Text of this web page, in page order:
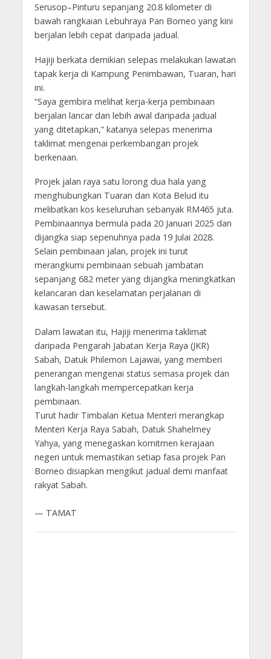
Serusop–Pinturu sepanjang 20.8 kilometer di
bawah rangkaian Lebuhraya Pan Borneo yang kini
berjalan lebih cepat daripada jadual.
Hajiji berkata demikian selepas melakukan lawatan
tapak kerja di Kampung Penimbawan, Tuaran, hari
ini.
“Saya gembira melihat kerja-kerja pembinaan
berjalan lancar dan lebih awal daripada jadual
yang ditetapkan,” katanya selepas menerima
taklimat mengenai perkembangan projek
berkenaan.
Projek jalan raya satu lorong dua hala yang
menghubungkan Tuaran dan Kota Belud itu
melibatkan kos keseluruhan sebanyak RM465 juta.
Pembinaannya bermula pada 20 Januari 2025 dan
dijangka siap sepenuhnya pada 19 Julai 2028.
Selain pembinaan jalan, projek ini turut
merangkumi pembinaan sebuah jambatan
sepanjang 682 meter yang dijangka meningkatkan
kelancaran dan keselamatan perjalanan di
kawasan tersebut.
Dalam lawatan itu, Hajiji menerima taklimat
daripada Pengarah Jabatan Kerja Raya (JKR)
Sabah, Datuk Philemon Lajawai, yang memberi
penerangan mengenai status semasa projek dan
langkah-langkah mempercepatkan kerja
pembinaan.
Turut hadir Timbalan Ketua Menteri merangkap
Menteri Kerja Raya Sabah, Datuk Shahelmey
Yahya, yang menegaskan komitmen kerajaan
negeri untuk memastikan setiap fasa projek Pan
Borneo disiapkan mengikut jadual demi manfaat
rakyat Sabah.
— TAMAT